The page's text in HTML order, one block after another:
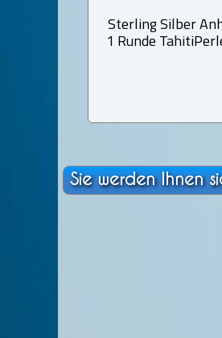
Sterling Silber
1 Runde
Sie werden Ihnen